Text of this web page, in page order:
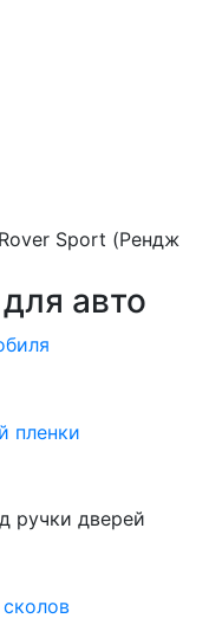
Sport (Рендж
авто
пленки
ручки дверей